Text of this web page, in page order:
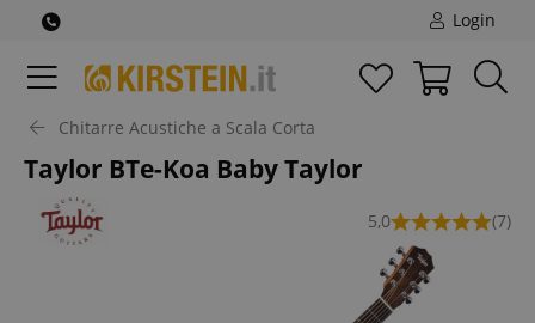
Login
Chitarre Acustiche a Scala Corta
Taylor BTe-Koa Baby Taylor
5,0 (7)